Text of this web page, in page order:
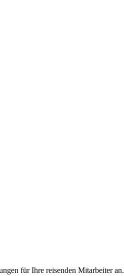
für Ihre reisenden Mitarbeiter an.